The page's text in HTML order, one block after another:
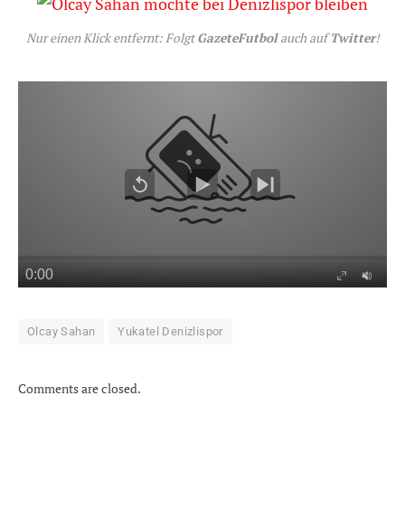
Nur einen Klick entfernt: FolgtGazeteFutbolauch aufTwitter!
Olcay Sahan Yukatel Denizlispor
Comments are closed.